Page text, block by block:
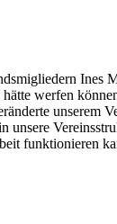
werfen
unserem